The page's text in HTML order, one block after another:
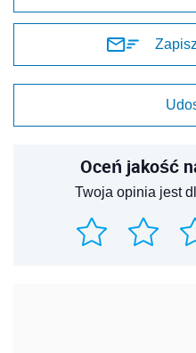
Oceń jakość
Twoja opinia jest